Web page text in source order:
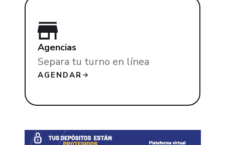
Agencias
Separa tu turno en línea
AGENDAR